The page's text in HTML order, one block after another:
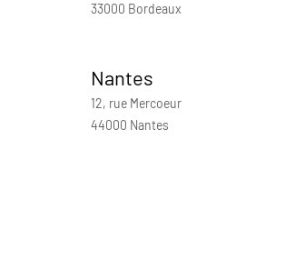
33000 Bordeaux
Nantes
12, rue Mercoeur
44000 Nantes